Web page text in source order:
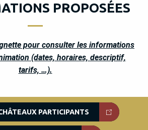
PROPOSÉES
pour consulter les informations
(dates, horaires, descriptif,
tarifs, …).
PARTICIPANTS